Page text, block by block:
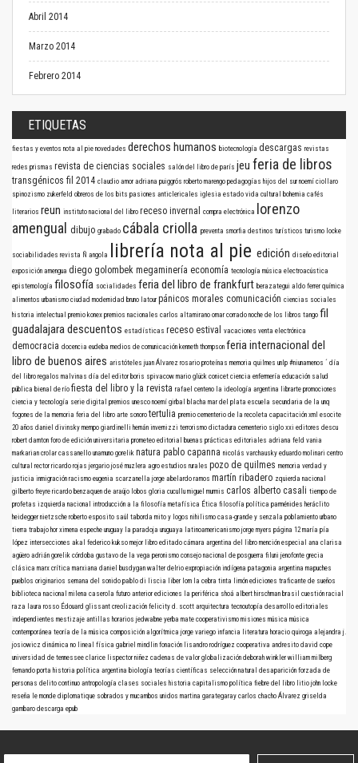
Abril 2014
Marzo 2014
Febrero 2014
ETIQUETAS
fiestas y eventos nota al pie novedades derechos humanos biotecnología descargas revistas
redes prismas revista de ciencias sociales salón del libro de parís jeu feria de libros
transgénicos fil 2014 claudio amor adriana puiggrós roberto marengo pedagogías hijos del sur noemí ciollaro
spinozismo zukerfeld obreros de los bits pasiones anticlericales iglesia estado vida cultural bohemia cafés
literarios reun instituto nacional del libro receso invernal compra electrónica
lorenzo
amengual
dibujo grabado cábala criolla preventa smorfia destinos turísticos turismo locke
sociabilidades revista Ñ angola librería nota al pie edición diseño editorial
exposición amengua diego golombek megaminería economía tecnología música electroacústica
epistemología filosofía socialidades feria del libro de frankfurt berazategui aldo ferrer química
alimentos urbanismo ciudad modernidad bruno latour pánicos morales comunicación ciencias sociales
historia intelectual premio konex premios nacionales carlos altamirano omar corrado noche de los libros tango fil
guadalajaradescuentos estadísticas receso estival vacaciones venta electrónica
democracia docencia eudeba medios de comunicación kenneth thompson feria internacional del
libro de buenos aires aristóteles juan Álvarez rosario proteínas memoria quilmes unlp #niunamenos ´ día
del libro regalos malvinas día del editor boris spivacow mario glück conicet ciencia enfermería educación salud
pública bienal de río fiesta del libro y la revista rafael centeno la ideología argentina librarte promociones
ciencia y tecnología serie digital premios unesco noemí girbal blacha mar del plata escuela secundaria de la unq
fogones de la memoria feria del libro arte sonoro tertulia premio cementerio de la recoleta capacitación xml esocite
20 años daniel divinsky mempo giardinelli hernán invernizzi terrorismo dictadura cementerio siglo xxi editores descu
robert darnton foro de edición universitaria prometeo editorial buenas prácticas editoriales adriana feld vania
markarian crolar cassanello unamuno gorelik natura pablo capanna nicolás varchausky eduardo molinari centro
cultural rector ricardo rojas jergario josé muzlera agro estudios rurales pozo de quilmes memoria verdad y
justicia inmigración racismo eugenia scarzanella jorge abelardo ramos martín ribadero zquierda nacional
gilberto freyre ricardo benzaquen de araújo lobos gloria cucullu miguel murmis carlos alberto casali tiempo de
profetas izquierda nacional introducción a la filosofía metafísica Ética filosofía política parménides heráclito
heidegger nietzsche roberto esposito saúl taborda mito y logos nihilismo casa-grande y senzala poblamiento urbano
tierra trabajo hor ximena espeche uruguay la paradoja uruguaya latinoamericanismo jorge myers página 12 maría pía
lópez intersecciones akal federico kukso mejor libro editado cámara argentina del libro mención especial ana clarisa
agüero adrián gorelik córdoba gustavo de la vega peronismo consejo nacional de posguerra filuni jenofonte grecia
clásica marx crítica marxiana daniel busdygan walter delrio expropiación indígena patagonia argentina mapuches
pueblos originarios semana del sonido pablo di liscia liber lom la cebra tinta limón ediciones traficante de sueños
biblioteca nacional milena caserola futuro anterior ediciones la periférica shoá albert hirschman brasil cuestión racial
raza laura rosso Édouard glissant creolización felicity d. scott arquitectura tecnoutopía desarrollo editoriales
independientes mestizaje antillas horarios jedwabne yerba mate cooperativismo misiones música música
contemporánea teoría de la música composición algorítmica jorge variego infancia literatura horacio quiroga alejandra j.
josiowicz dinámica no lineal física gabriel mindlin fonación lisandro rodríguez cooperativa andresito david cope
universidad de tennessee clarice lispector niñez cadenas de valor globalización deborah winkler william milberg
fernando porta historia política argentina biología teorías científicas selección natural desaparición forzada de
personas delito continuo antropología clases sociales historia capitalismo política fiebre del libro litio john locke
reseña le monde diplomatique sobrados y mucambos unidos martina garategaray carlos chacho Álvarez griselda
gambaro descarga epub